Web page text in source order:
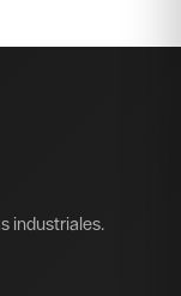
industriales.